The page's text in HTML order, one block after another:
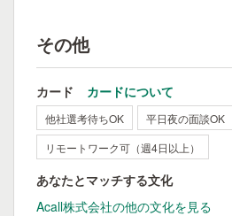
その他
カード カードについて
他社選考待ちOK 平日夜の面談OK
リモートワーク可（週4日以上）
あなたとマッチする文化
Acall株式会社の他の文化を見る